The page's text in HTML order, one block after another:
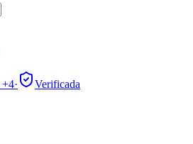
+4·
Verificada